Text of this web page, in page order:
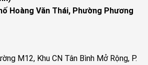
Hoàng Văn Thái, Phường Phương
M12, Khu CN Tân Bình Mở Rộng, P.